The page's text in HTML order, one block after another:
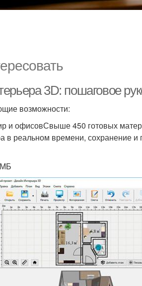
3D: пошаговое
возможности:
и офисовСвыше 450 готовых
в реальном времени, сохранение и
МБ